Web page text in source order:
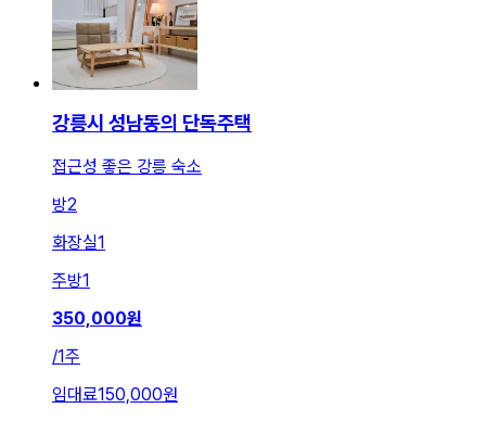
강릉시 성남동의 단독주택
접근성 좋은 강릉 숙소
방2
화장실1
주방1
350,000원
/1주
임대료150,000원